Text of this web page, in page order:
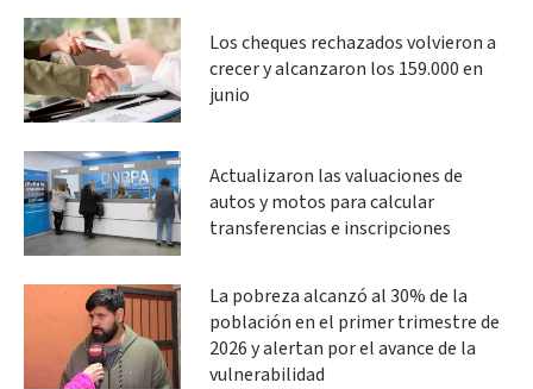
Los cheques rechazados volvieron a
crecer y alcanzaron los 159.000 en
junio
Actualizaron las valuaciones de
autos y motos para calcular
transferencias e inscripciones
La pobreza alcanzó al 30% de la
población en el primer trimestre de
2026 y alertan por el avance de la
vulnerabilidad